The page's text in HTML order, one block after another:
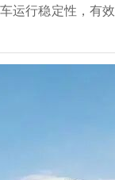
运行稳定性，有